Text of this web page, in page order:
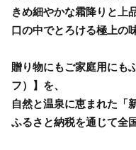
きめ細やかな霜降りと上
口の中でとろける極上の
贈り物にもご家庭用にも
フ）】を、
自然と温泉に恵まれた「
ふるさと納税を通じて全